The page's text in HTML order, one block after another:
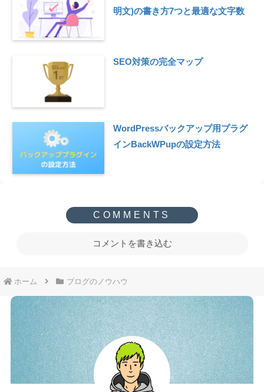
明文)の書き方7つと最適な文字数
SEO対策の完全マップ
WordPressバックアップ用プラグ
インBackWPupの設定方法
コメントを書き込む
ホーム ブログのノウハウ